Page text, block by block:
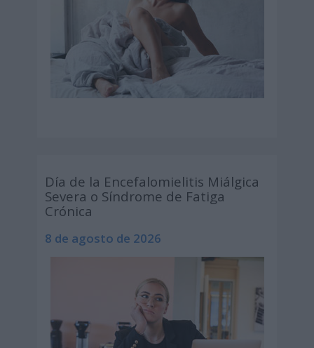
Día de la Encefalomielitis Miálgica
Severa o Síndrome de Fatiga
Crónica
8 de agosto de 2026